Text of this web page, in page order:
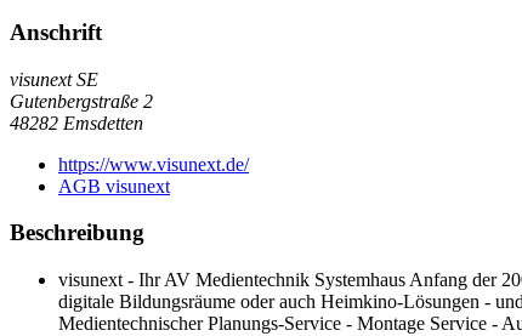
Anschrift
visunext SE
Gutenbergstraße 2
48282 Emsdetten
https://www.visunext.de/
AGB visunext
Beschreibung
visunext - Ihr AV Medientechnik Systemhaus Anfang der
digitale Bildungsräume oder auch Heimkino-Lösungen -
Medientechnischer Planungs-Service - Montage Service -